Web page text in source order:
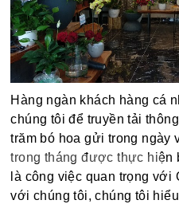
Hàng ngàn khách hàng cá
chúng tôi để truyền tải
trăm bó hoa gửi trong ngày
trong tháng được thực
là công việc quan trọng với
với chúng tôi, chúng tôi